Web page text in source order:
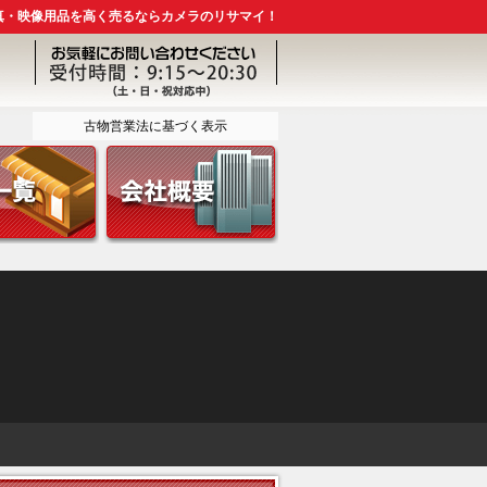
映像用品を高く売るならカメラのリサマイ！
古物営業法に基づく表示